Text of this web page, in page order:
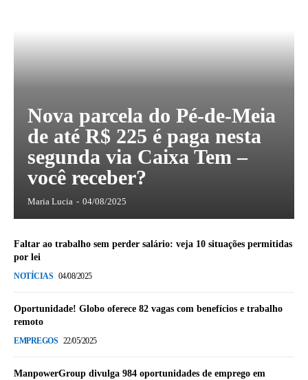
Nova parcela do Pé-de-Meia
de até R$ 225 é paga nesta
segunda via Caixa Tem –
você receber?
Maria Lucia - 04/08/2025
Faltar ao trabalho sem perder salário: veja 10 situações permitidas
por lei
NOTÍCIAS 04/08/2025
Oportunidade! Globo oferece 82 vagas com benefícios e trabalho
remoto
EMPREGOS 22/05/2025
ManpowerGroup divulga 984 oportunidades de emprego em